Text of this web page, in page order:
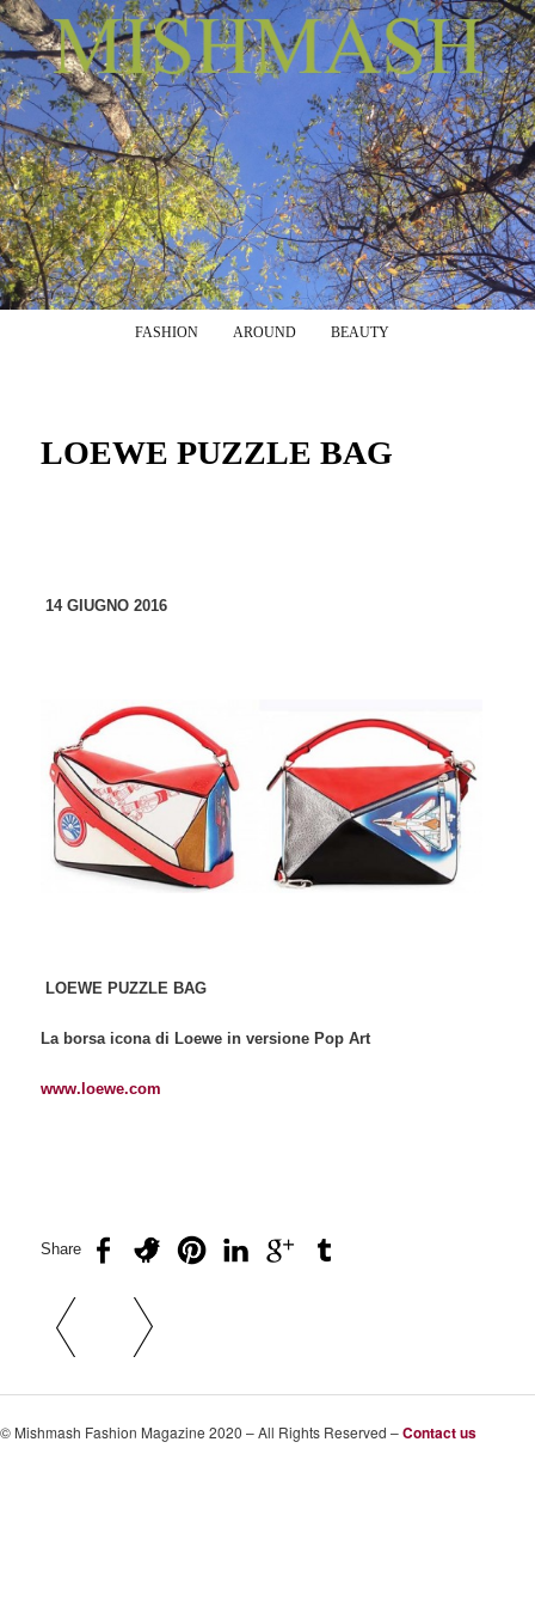
Vai al contenuto principale
Vai al contenuto secondario
FASHION AROUND BEAUTY
LOEWE PUZZLE BAG
14 GIUGNO 2016
LOEWE PUZZLE BAG
La borsa icona di Loewe in versione Pop Art
www.loewe.com
Share
Navigazione articolo
© Mishmash Fashion Magazine 2020 – All Rights Reserved –Contact us